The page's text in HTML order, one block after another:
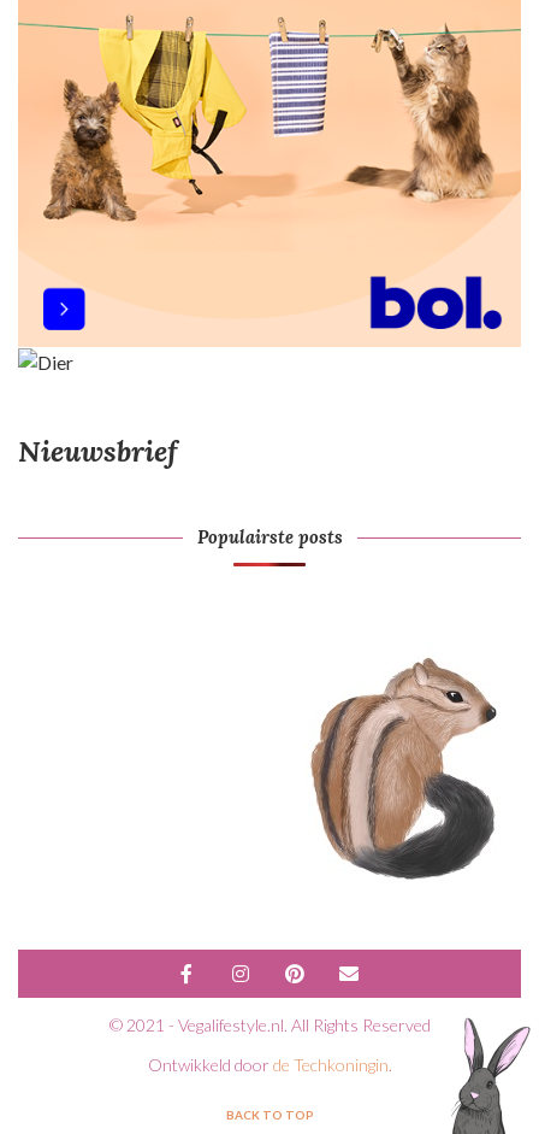
Nieuwsbrief
Populairste posts
© 2021 - Vegalifestyle.nl. All Rights Reserved
Ontwikkeld door de Techkoningin.
BACK TO TOP